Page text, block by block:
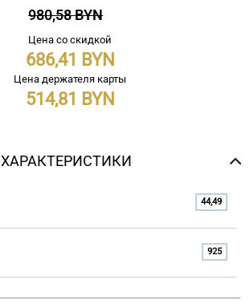
980,58 BYN
Цена со скидкой
686,41
Цена держателя карты
514,81
ХАРАКТЕРИСТИКИ
44,49
925